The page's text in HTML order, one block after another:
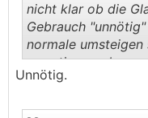
nicht klar ob die
Gebrauch
normale
paar tipps geben.
Unnötig.